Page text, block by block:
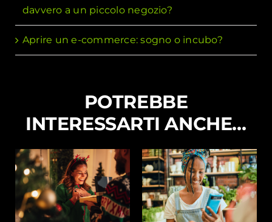
davvero a un piccolo negozio?
Aprire un e-commerce: sogno o incubo?
POTREBBE
INTERESSARTI ANCHE…